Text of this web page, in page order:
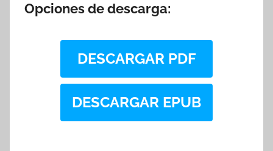
Opciones de descarga:
DESCARGAR PDF
DESCARGAR EPUB